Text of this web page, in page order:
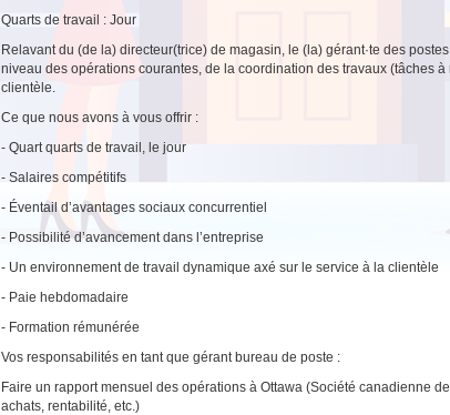
Quarts de travail : Jour
Relavant du (de la) directeur(trice) de magasin, le (la) gérant·te des
niveau des opérations courantes, de la coordination des travaux (tâches
clientèle.
Ce que nous avons à vous offrir :
- Quart quarts de travail, le jour
- Salaires compétitifs
- Éventail d’avantages sociaux concurrentiel
- Possibilité d’avancement dans l’entreprise
- Un environnement de travail dynamique axé sur le service à la clientèle
- Paie hebdomadaire
- Formation rémunérée
Vos responsabilités en tant que gérant bureau de poste :
Faire un rapport mensuel des opérations à Ottawa (Société canadienne
achats, rentabilité, etc.)